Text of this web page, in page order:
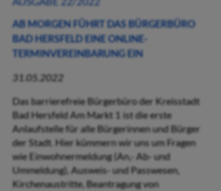
AB MORGEN FÜHRT DAS BÜRGERBÜRO
BAD HERSFELD EINE ONLINE-
TERMINVEREINBARUNG EIN
31.05.2022
Das barrierefreie Bürgerbüro der Kreisstadt
Bad Hersfeld Am Markt 1 ist die erste
Anlaufstelle für alle Bürgerinnen und Bürger
der Stadt. Hier kümmern wir uns um Fragen
wie Einwohnermeldung (An,- Ab- und
Ummeldung), Ausweis- und Passwesen,
Kirchenaustritte, Beantragung von